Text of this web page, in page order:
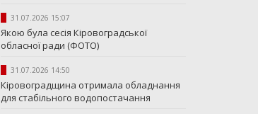
31.07.2026 15:07
Якою була сесія Кіровоградської
обласної ради (ФОТО)
31.07.2026 14:50
Кіровоградщина отримала обладнання
для стабільного водопостачання